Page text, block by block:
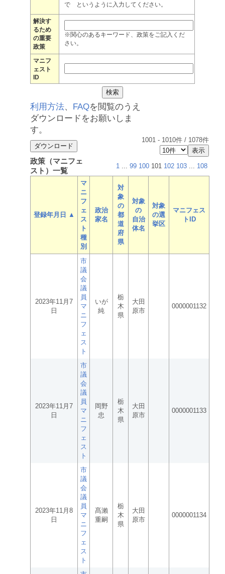
で というように入力してください。
解決す
るため
の重要
政策
※関心のあるキーワード、政策をご記入くだ
さい。
マニフ
ェスト
ID
利用方法、 FAQを閲覧のうえ
ダウンロードをお願いしま
す。
1001 - 1010件 / 1078件
政策（マニフェ
スト）一覧
1 ... 99 100 101 102 103 ... 108
登録年月日 ▲
マ
ニ
フ
ェ
ス
ト
種
別
政治
家名
対
象
の
都
道
府
県
対象
の
自治
体名
対象
の選
挙区
マニフェス
トID
2023年11月7
日
市
議
会
議
員
マ
ニ
フ
ェ
ス
ト
いが
純
栃
木
県
大田
原市
0000001132
2023年11月7
日
市
議
会
議
員
マ
ニ
フ
ェ
ス
ト
岡野
忠
栃
木
県
大田
原市
0000001133
2023年11月8
日
市
議
会
議
員
マ
ニ
フ
ェ
ス
ト
髙瀨
重嗣
栃
木
県
大田
原市
0000001134